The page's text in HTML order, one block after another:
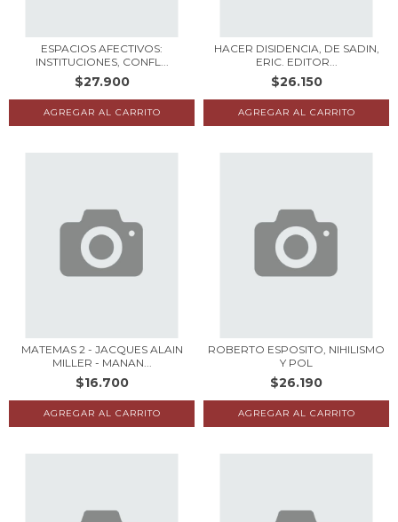
ESPACIOS AFECTIVOS:
INSTITUCIONES, CONFL...
$27.900
HACER DISIDENCIA, DE SADIN,
ERIC. EDITOR...
$26.150
MATEMAS 2 - JACQUES ALAIN
MILLER - MANAN...
$16.700
ROBERTO ESPOSITO, NIHILISMO
Y POL
$26.190